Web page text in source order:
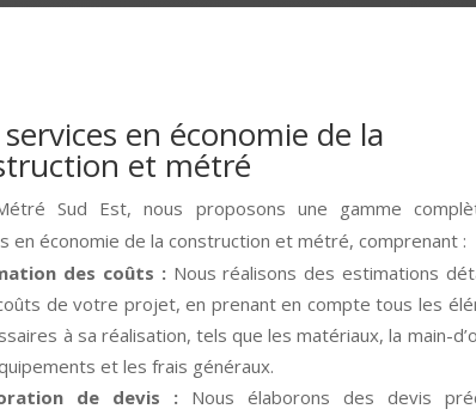
en économie de la
et métré
Sud Est, nous proposons une gamme
en économie de la construction et métré, comprenant :
des coûts :Nous réalisons des estimations
de votre projet, en prenant en compte tous les
à sa réalisation, tels que les matériaux, la main-
et les frais généraux.
de devis : Nous élaborons des devis